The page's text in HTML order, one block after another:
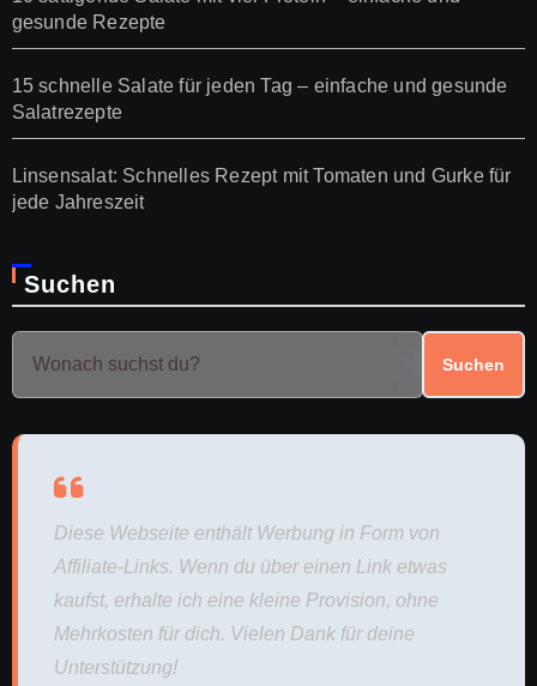
gesunde Rezepte
15 schnelle Salate für jeden Tag – einfache und gesunde
Salatrezepte
Linsensalat: Schnelles Rezept mit Tomaten und Gurke für
jede Jahreszeit
Suchen
Suchen
Diese Webseite enthält Werbung in Form von
Affiliate-Links. Wenn du über einen Link etwas
kaufst, erhalte ich eine kleine Provision, ohne
Mehrkosten für dich. Vielen Dank für deine
Unterstützung!